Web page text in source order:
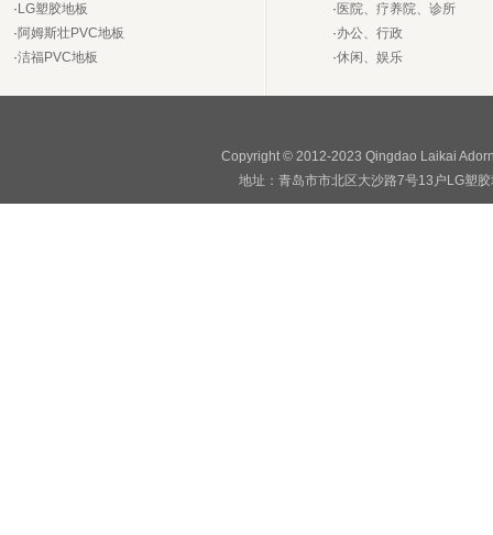
· LG塑胶地板
·阿姆斯壮PVC地板
·洁福PVC地板
· 医院、疗养院、诊所
·办公、行政
·休闲、娱乐
Copyright © 2012-2023 Qingdao Laikai
地址：青岛市市北区大沙路7号13户LG